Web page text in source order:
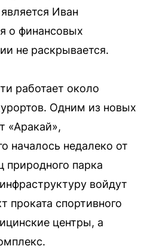
Иван
о финансовых
не раскрывается.
работает около
Одним из новых
«Аракай»,
началось недалеко от
природного парка
войдут
проката спортивного
центры, а